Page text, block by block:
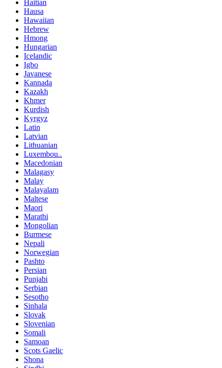
Haitian
Hausa
Hawaiian
Hebrew
Hmong
Hungarian
Icelandic
Igbo
Javanese
Kannada
Kazakh
Khmer
Kurdish
Kyrgyz
Latin
Latvian
Lithuanian
Luxembou..
Macedonian
Malagasy
Malay
Malayalam
Maltese
Maori
Marathi
Mongolian
Burmese
Nepali
Norwegian
Pashto
Persian
Punjabi
Serbian
Sesotho
Sinhala
Slovak
Slovenian
Somali
Samoan
Scots Gaelic
Shona